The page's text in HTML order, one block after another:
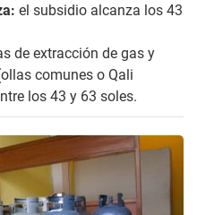
el subsidio alcanza los 43
de extracción de gas y
comunes o Qali
los 43 y 63 soles.